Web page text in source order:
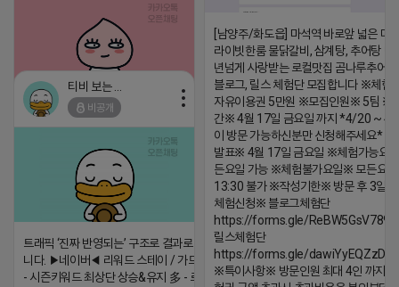
[남양주/화도읍] 마석역 바로앞 넓은 매
라이빗한룸 물닭갈비, 삼계탕, 추어탕 맛
년넘게 사랑받는 로컬맛집 곰나루추어
블로그, 릴스 체험단 모집합니다 ※체험
자유이용권 5만원 ※모집인원※ 5팀 ※
간※ 4월 17일 금요일 까지 *4/20 ~ 4/
이 방문 가능하신분만 신청해주세요* ※
발표※ 4월 17일 금요일 ※체험가능요
든요일 가능 ※체험불가요일※ 모든요
13:30 불가 ※작성기한※ 방문 후 3일
체험신청※ 블로그체험단
https://forms.gle/
릴스체험단
https://forms.gle/
※특이사항※ 방문인원 최대 4인 까지
2026-04-18 17:05
비공개
트래픽 ‘진짜 반영되는’ 구조로 결과로 보여드립
니다. ▶네이버◀ 리워드 스테이 / 가드 / 자몽 등
- 시즌키워드 최상단 상승&유지 多 - 로직변화,